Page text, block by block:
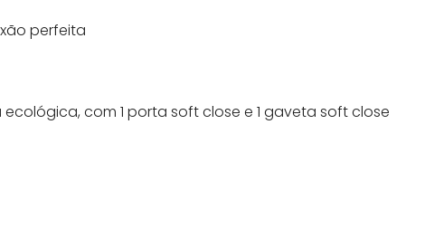
perfeita
com 1 porta soft close e 1 gaveta soft close